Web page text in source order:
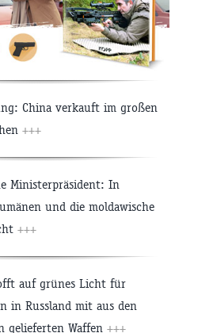
China verkauft im großen
+++
Ministerpräsident: In
und die moldawische
+++
auf grünes Licht für
in Russland mit aus den
gelieferten Waffen +++